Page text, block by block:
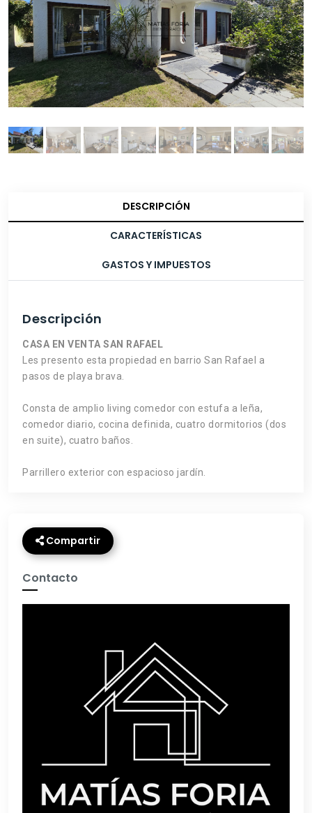
DESCRIPCIÓN
CARACTERÍSTICAS
GASTOS Y IMPUESTOS
Descripción
CASA EN VENTA SAN RAFAEL
Les presento esta propiedad en barrio San Rafael a
pasos de playa brava.
Consta de amplio living comedor con estufa a leña,
comedor diario, cocina definida, cuatro dormitorios (dos
en suite), cuatro baños.
Parrillero exterior con espacioso jardín.
Compartir
Contacto